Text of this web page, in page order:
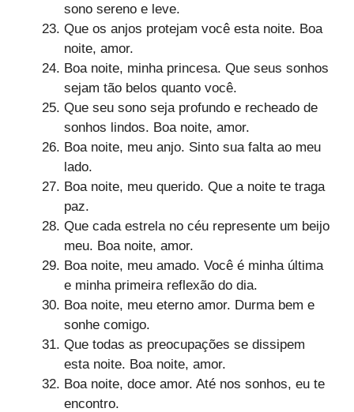
sono sereno e leve.
Que os anjos protejam você esta noite. Boa
noite, amor.
Boa noite, minha princesa. Que seus sonhos
sejam tão belos quanto você.
Que seu sono seja profundo e recheado de
sonhos lindos. Boa noite, amor.
Boa noite, meu anjo. Sinto sua falta ao meu
lado.
Boa noite, meu querido. Que a noite te traga
paz.
Que cada estrela no céu represente um beijo
meu. Boa noite, amor.
Boa noite, meu amado. Você é minha última
e minha primeira reflexão do dia.
Boa noite, meu eterno amor. Durma bem e
sonhe comigo.
Que todas as preocupações se dissipem
esta noite. Boa noite, amor.
Boa noite, doce amor. Até nos sonhos, eu te
encontro.